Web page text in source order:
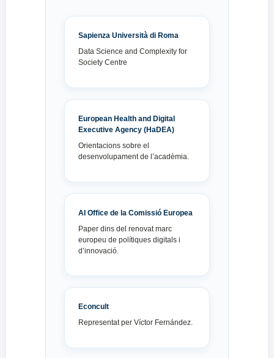
Sapienza Università di Roma
Data Science and Complexity for
Society Centre
European Health and Digital
Executive Agency (HaDEA)
Orientacions sobre el
desenvolupament de l’acadèmia.
AI Office de la Comissió Europea
Paper dins del renovat marc
europeu de polítiques digitals i
d’innovació.
Econcult
Representat per Víctor Fernández.